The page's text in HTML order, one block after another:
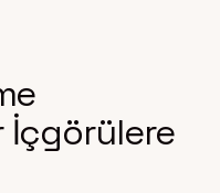
İçgörülere